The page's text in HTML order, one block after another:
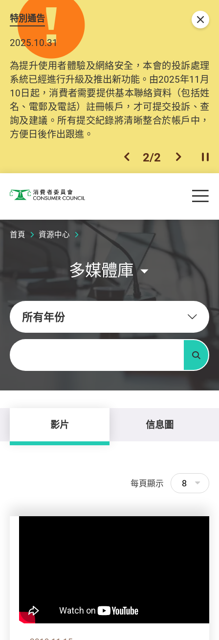
特別通告
2025.10.31
為提升使用者體驗及網絡安全，本會的投訴處理
系統已經進行升級及推出新功能。由2025年11月
10日起，消費者需要提供基本聯絡資料（包括姓
名、電郵及電話）註冊帳戶，才可提交投訴、查
詢及建議。所有提交紀錄將清晰整合於帳戶中，
方便日後作出跟進。
上一個
2/2 下一個開
關閉
消費者委員會 目
首頁 資源中心
多媒體庫
所有年份
關鍵字
搜尋
影片 信息圖
每頁顯示 8